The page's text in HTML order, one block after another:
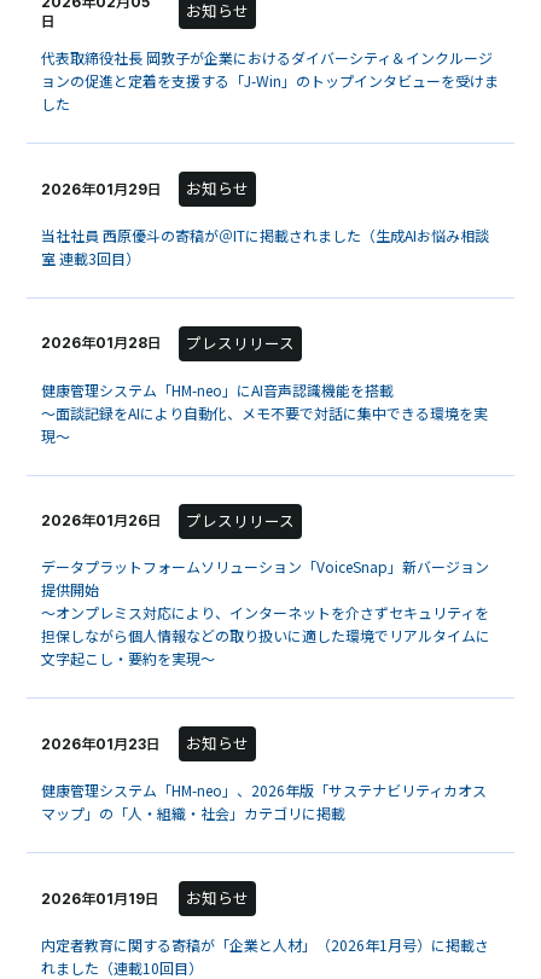
日
お知らせ
代表取締役社長 岡敦子が企業におけるダイバーシティ＆インクルージ
ョンの促進と定着を支援する「J-Win」のトップインタビューを受けま
した
2026年01月29日 お知らせ
当社社員 西原優斗の寄稿が＠ITに掲載されました（生成AIお悩み相談
室 連載3回目）
2026年01月28日 プレスリリース
健康管理システム「HM-neo」にAI音声認識機能を搭載
～面談記録をAIにより自動化、メモ不要で対話に集中できる環境を実
現～
2026年01月26日 プレスリリース
データプラットフォームソリューション「VoiceSnap」新バージョン
提供開始
～オンプレミス対応により、インターネットを介さずセキュリティを
担保しながら個人情報などの取り扱いに適した環境でリアルタイムに
文字起こし・要約を実現～
2026年01月23日 お知らせ
健康管理システム「HM-neo」、2026年版「サステナビリティカオス
マップ」の「人・組織・社会」カテゴリに掲載
2026年01月19日 お知らせ
内定者教育に関する寄稿が「企業と人材」（2026年1月号）に掲載さ
れました（連載10回目）